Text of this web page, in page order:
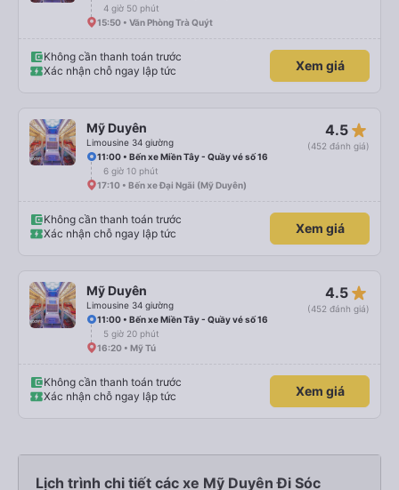
4 giờ 50 phút
15:50 • Văn Phòng Trà Quýt
Không cần thanh toán trước
Xác nhận chỗ ngay lập tức
Xem giá
Mỹ Duyên
Limousine 34 giường
4.5 star_rate
(452 đánh giá)
11:00 • Bến xe Miền Tây - Quầy vé số 16
6 giờ 10 phút
17:10 • Bến xe Đại Ngãi (Mỹ Duyên)
Không cần thanh toán trước
Xác nhận chỗ ngay lập tức
Xem giá
Mỹ Duyên
Limousine 34 giường
4.5 star_rate
(452 đánh giá)
11:00 • Bến xe Miền Tây - Quầy vé số 16
5 giờ 20 phút
16:20 • Mỹ Tú
Không cần thanh toán trước
Xác nhận chỗ ngay lập tức
Xem giá
Lịch trình chi tiết các xe Mỹ Duyên Đi Sóc